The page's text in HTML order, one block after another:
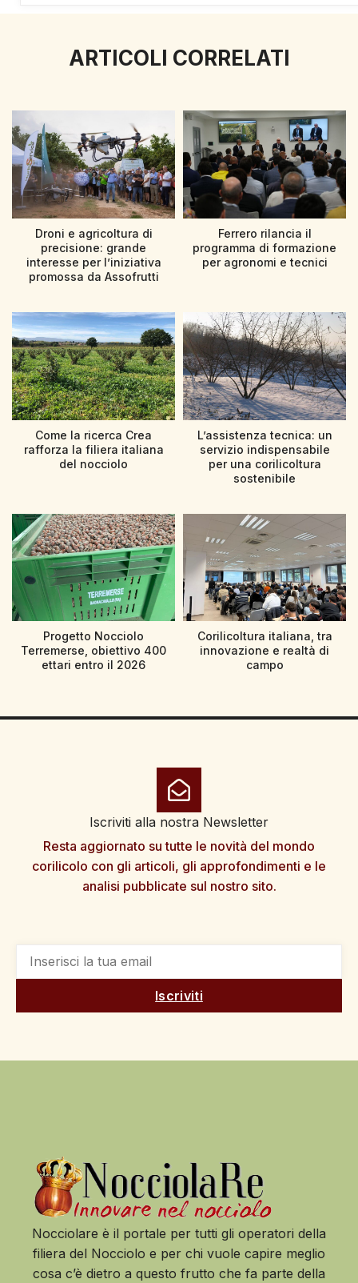
ARTICOLI CORRELATI
Droni e agricoltura di
precisione: grande
interesse per l’iniziativa
promossa da Assofrutti
Ferrero rilancia il
programma di formazione
per agronomi e tecnici
Come la ricerca Crea
rafforza la filiera italiana
del nocciolo
L’assistenza tecnica: un
servizio indispensabile
per una corilicoltura
sostenibile
Progetto Nocciolo
Terremerse, obiettivo 400
ettari entro il 2026
Corilicoltura italiana, tra
innovazione e realtà di
campo
Iscriviti alla nostra Newsletter
Resta aggiornato su tutte le novità del mondo
corilicolo con gli articoli, gli approfondimenti e le
analisi pubblicate sul nostro sito.
Iscriviti
Nocciolare è il portale per tutti gli operatori della
filiera del Nocciolo e per chi vuole capire meglio
cosa c’è dietro a questo frutto che fa parte della